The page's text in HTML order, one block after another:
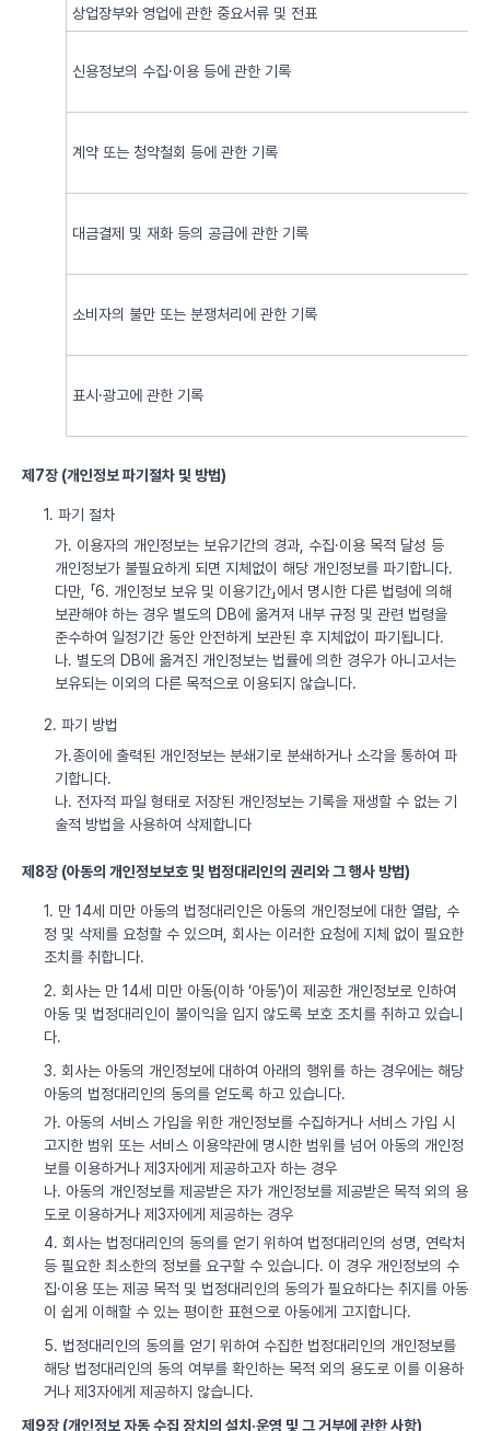
상업장부와 영업에 관한 중요서류 및 전표
신용정보의 수집·이용 등에 관한 기록
계약 또는 청약철회 등에 관한 기록
대금결제 및 재화 등의 공급에 관한 기록
소비자의 불만 또는 분쟁처리에 관한 기록
표시·광고에 관한 기록
제7장 (개인정보 파기절차 및 방법)
1. 파기 절차
가. 이용자의 개인정보는 보유기간의 경과, 수집·이용 목적 달성 등
개인정보가 불필요하게 되면 지체없이 해당 개인정보를 파기합니다.
다만, 「6. 개인정보 보유 및 이용기간」에서 명시한 다른 법령에 의해
보관해야 하는 경우 별도의 DB에 옮겨져 내부 규정 및 관련 법령을
준수하여 일정기간 동안 안전하게 보관된 후 지체없이 파기됩니다.
나. 별도의 DB에 옮겨진 개인정보는 법률에 의한 경우가 아니고서는
보유되는 이외의 다른 목적으로 이용되지 않습니다.
2. 파기 방법
가.종이에 출력된 개인정보는 분쇄기로 분쇄하거나 소각을 통하여 파
기합니다.
나. 전자적 파일 형태로 저장된 개인정보는 기록을 재생할 수 없는 기
술적 방법을 사용하여 삭제합니다
제8장 (아동의 개인정보보호 및 법정대리인의 권리와 그 행사 방법)
1. 만 14세 미만 아동의 법정대리인은 아동의 개인정보에 대한 열람, 수
정 및 삭제를 요청할 수 있으며, 회사는 이러한 요청에 지체 없이 필요한
조치를 취합니다.
2. 회사는 만 14세 미만 아동(이하 ‘아동’)이 제공한 개인정보로 인하여
아동 및 법정대리인이 불이익을 입지 않도록 보호 조치를 취하고 있습니
다.
3. 회사는 아동의 개인정보에 대하여 아래의 행위를 하는 경우에는 해당
아동의 법정대리인의 동의를 얻도록 하고 있습니다.
가. 아동의 서비스 가입을 위한 개인정보를 수집하거나 서비스 가입 시
고지한 범위 또는 서비스 이용약관에 명시한 범위를 넘어 아동의 개인정
보를 이용하거나 제3자에게 제공하고자 하는 경우
나. 아동의 개인정보를 제공받은 자가 개인정보를 제공받은 목적 외의 용
도로 이용하거나 제3자에게 제공하는 경우
4. 회사는 법정대리인의 동의를 얻기 위하여 법정대리인의 성명, 연락처
등 필요한 최소한의 정보를 요구할 수 있습니다. 이 경우 개인정보의 수
집·이용 또는 제공 목적 및 법정대리인의 동의가 필요하다는 취지를 아동
이 쉽게 이해할 수 있는 평이한 표현으로 아동에게 고지합니다.
5. 법정대리인의 동의를 얻기 위하여 수집한 법정대리인의 개인정보를
해당 법정대리인의 동의 여부를 확인하는 목적 외의 용도로 이를 이용하
거나 제3자에게 제공하지 않습니다.
제9장 (개인정보 자동 수집 장치의 설치·운영 및 그 거부에 관한 사항)